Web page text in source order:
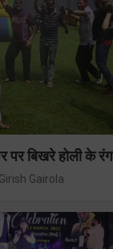
बिखरे होली के रंग
Girish Gairola